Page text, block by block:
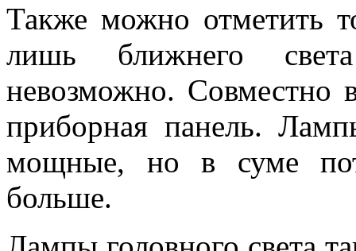
Также можно отметить
лишь ближнего
невозможно. Совместно
приборная панель.
мощные, но в суме
больше.